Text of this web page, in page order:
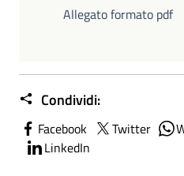
Allegato formato pdf
Condividi:
Facebook Twitter
LinkedIn